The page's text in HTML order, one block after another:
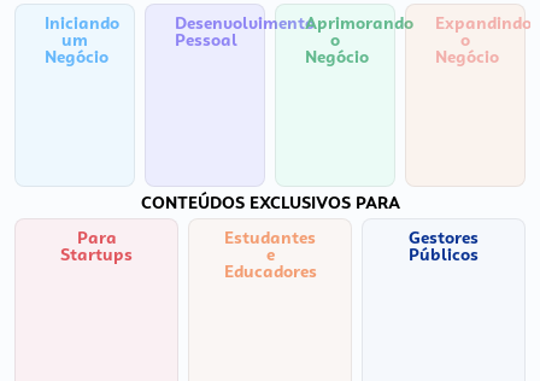
Iniciando
um
Negócio
Desenvolvimento
Pessoal
Aprimorando
o
Negócio
Expandindo
o
Negócio
CONTEÚDOS EXCLUSIVOS PARA
Para
Startups
Estudantes
e
Educadores
Gestores
Públicos